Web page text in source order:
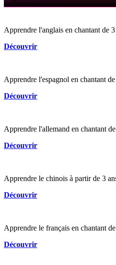
Apprendre l'anglais en chantant de 3
Découvrir
Apprendre l'espagnol en chantant
Découvrir
Apprendre l'allemand en chantant
Découvrir
Apprendre le chinois à partir de 3
Découvrir
Apprendre le français en chantant
Découvrir